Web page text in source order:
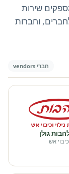
שירות
וחברות
חברי vendors
גולן
כיבוי אש